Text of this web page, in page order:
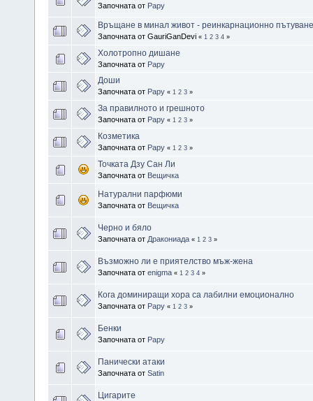
Започната от Papy
Връщане в минал живот - реинкарнационно пътуване
Започната от GauriGanDevi « 1 2 3 4 »
Холотропно дишане
Започната от Papy
Доши
Започната от Papy « 1 2 3 »
За правилното и грешното
Започната от Papy « 1 2 3 »
Козметика
Започната от Papy « 1 2 3 »
Точката Дзу Сан Ли
Започната от Вещичка
Натурални парфюми
Започната от Вещичка
Черно и бяло
Започната от Дракониада « 1 2 3 »
Възможно ли е приятелство мъж-жена
Започната от enigma « 1 2 3 4 »
Кога доминиращи хора са лабилни емоционално
Започната от Papy « 1 2 3 »
Бенки
Започната от Papy
Панически атаки
Започната от Satin
Цигарите